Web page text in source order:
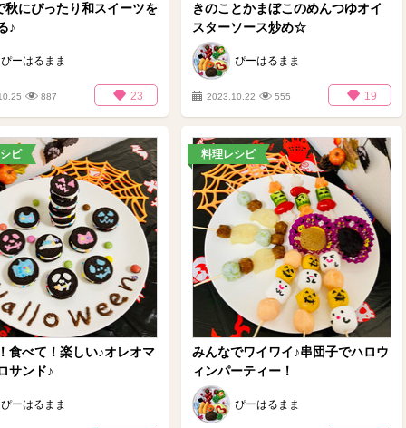
秋にぴったり和スイーツを
♪
ぴーはるまま
887 23
きのことかまぼこのめんつゆオイ
スターソース炒め☆
ぴーはるまま
2023.10.22 555 19
ピ
食べて！楽しい♪オレオマ
サンド♪
ぴーはるまま
料理レシピ
みんなでワイワイ♪串団子でハロウ
ィンパーティー！
ぴーはるまま